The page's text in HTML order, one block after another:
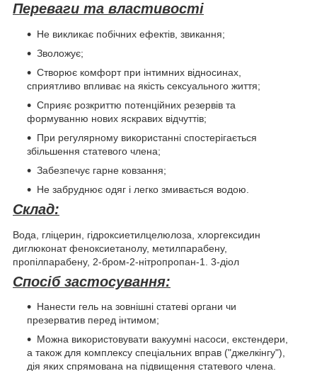
Переваги та властивості
Не викликає побічних ефектів, звикання;
Зволожує;
Створює комфорт при інтимних відносинах,
сприятливо впливає на якість сексуального життя;
Сприяє розкриттю потенційних резервів та
формуванню нових яскравих відчуттів;
При регулярному використанні спостерігається
збільшення статевого члена;
Забезпечує гарне ковзання;
Не забруднює одяг і легко змивається водою.
Склад:
Вода, гліцерин, гідроксиетилцелюлоза, хлоргексидин
диглюконат феноксиетанолу, метилпарабену,
пропілпарабену, 2-бром-2-нітропропан-1. 3-діол
Спосіб застосування:
Нанести гель на зовнішні статеві органи чи
презерватив перед інтимом;
Можна використовувати вакуумні насоси, екстендери,
а також для комплексу спеціальних вправ ("джелкінгу"),
дія яких спрямована на підвищення статевого члена.